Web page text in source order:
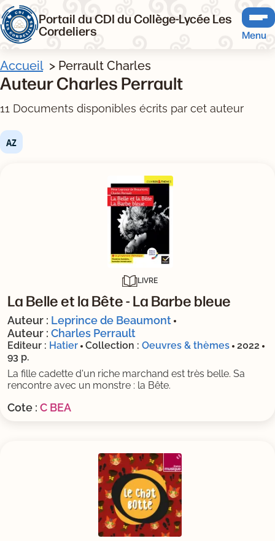
Portail du CDI du Collège-Lycée Les
Cordeliers Menu
Accueil Perrault Charles
Auteur Charles Perrault
11 Documents disponibles écrits par cet auteur
Tris disponibles (Ouverture d'une modale)
LIVRE
La Belle et la Bête - La Barbe bleue
Auteur : Leprince de Beaumont
Auteur : Charles Perrault
Editeur : Hatier Collection : Oeuvres & thèmes
2022
93 p.
La fille cadette d'un riche marchand est très belle. Sa
rencontre avec un monstre : la Bête.
Cote : C BEA